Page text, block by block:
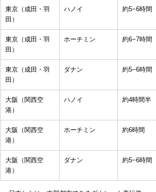
東京（成田・羽
田）
ハノイ 約5−6時間
東京（成田・羽
田）
ホーチミン 約6−7時間
東京（成田・羽
田）
ダナン 約5−6時間
大阪（関西空
港）
ハノイ 約4時間半
大阪（関西空
港）
ホーチミン 約6時間
大阪（関西空
港）
ダナン 約5−6時間